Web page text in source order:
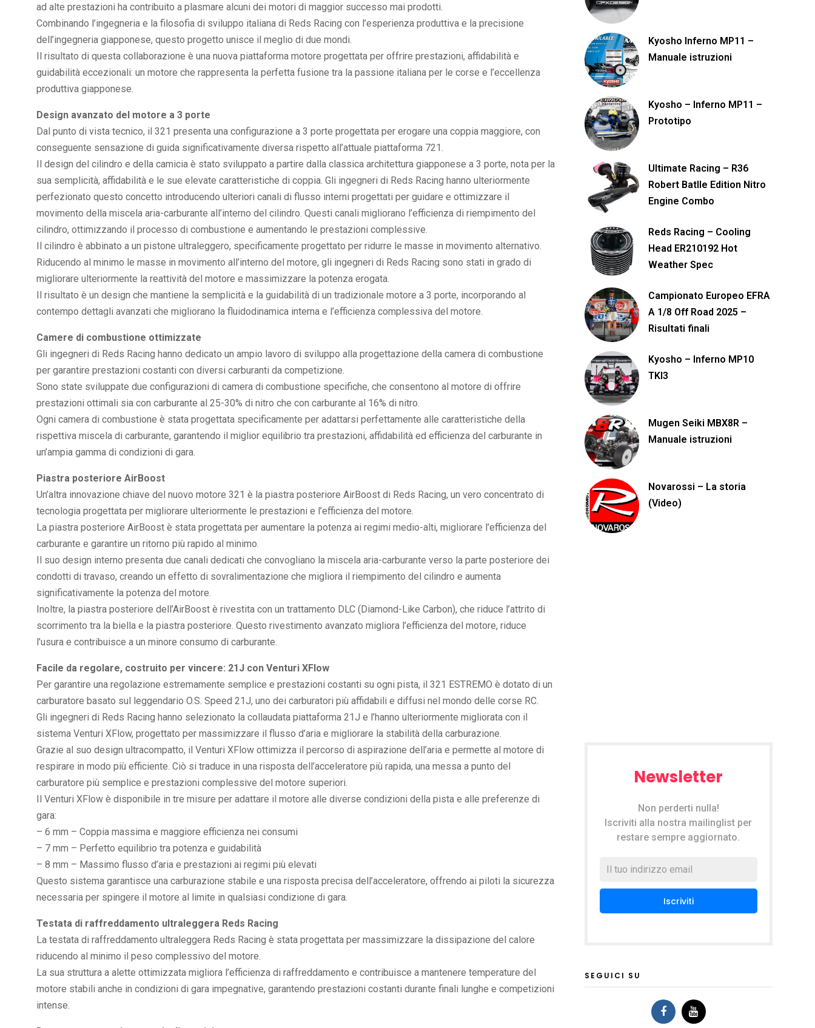
ad alte prestazioni ha contribuito a plasmare alcuni dei motori di maggior successo mai prodotti.
Combinando l’ingegneria e la filosofia di sviluppo italiana di Reds Racing con l’esperienza produttiva e la precisione
dell’ingegneria giapponese, questo progetto unisce il meglio di due mondi.
Il risultato di questa collaborazione è una nuova piattaforma motore progettata per offrire prestazioni, affidabilità e
guidabilità eccezionali: un motore che rappresenta la perfetta fusione tra la passione italiana per le corse e l’eccellenza
produttiva giapponese.
Design avanzato del motore a 3 porte
Dal punto di vista tecnico, il 321 presenta una configurazione a 3 porte progettata per erogare una coppia maggiore, con
conseguente sensazione di guida significativamente diversa rispetto all’attuale piattaforma 721.
Il design del cilindro e della camicia è stato sviluppato a partire dalla classica architettura giapponese a 3 porte, nota per la
sua semplicità, affidabilità e le sue elevate caratteristiche di coppia. Gli ingegneri di Reds Racing hanno ulteriormente
perfezionato questo concetto introducendo ulteriori canali di flusso interni progettati per guidare e ottimizzare il
movimento della miscela aria-carburante all’interno del cilindro. Questi canali migliorano l’efficienza di riempimento del
cilindro, ottimizzando il processo di combustione e aumentando le prestazioni complessive.
Il cilindro è abbinato a un pistone ultraleggero, specificamente progettato per ridurre le masse in movimento alternativo.
Riducendo al minimo le masse in movimento all’interno del motore, gli ingegneri di Reds Racing sono stati in grado di
migliorare ulteriormente la reattività del motore e massimizzare la potenza erogata.
Il risultato è un design che mantiene la semplicità e la guidabilità di un tradizionale motore a 3 porte, incorporando al
contempo dettagli avanzati che migliorano la fluidodinamica interna e l’efficienza complessiva del motore.
Camere di combustione ottimizzate
Gli ingegneri di Reds Racing hanno dedicato un ampio lavoro di sviluppo alla progettazione della camera di combustione
per garantire prestazioni costanti con diversi carburanti da competizione.
Sono state sviluppate due configurazioni di camera di combustione specifiche, che consentono al motore di offrire
prestazioni ottimali sia con carburante al 25-30% di nitro che con carburante al 16% di nitro.
Ogni camera di combustione è stata progettata specificamente per adattarsi perfettamente alle caratteristiche della
rispettiva miscela di carburante, garantendo il miglior equilibrio tra prestazioni, affidabilità ed efficienza del carburante in
un’ampia gamma di condizioni di gara.
Piastra posteriore AirBoost
Un’altra innovazione chiave del nuovo motore 321 è la piastra posteriore AirBoost di Reds Racing, un vero concentrato di
tecnologia progettata per migliorare ulteriormente le prestazioni e l’efficienza del motore.
La piastra posteriore AirBoost è stata progettata per aumentare la potenza ai regimi medio-alti, migliorare l’efficienza del
carburante e garantire un ritorno più rapido al minimo.
Il suo design interno presenta due canali dedicati che convogliano la miscela aria-carburante verso la parte posteriore dei
condotti di travaso, creando un effetto di sovralimentazione che migliora il riempimento del cilindro e aumenta
significativamente la potenza del motore.
Inoltre, la piastra posteriore dell’AirBoost è rivestita con un trattamento DLC (Diamond-Like Carbon), che riduce l’attrito di
scorrimento tra la biella e la piastra posteriore. Questo rivestimento avanzato migliora l’efficienza del motore, riduce
l’usura e contribuisce a un minore consumo di carburante.
Facile da regolare, costruito per vincere: 21J con Venturi XFlow
Per garantire una regolazione estremamente semplice e prestazioni costanti su ogni pista, il 321 ESTREMO è dotato di un
carburatore basato sul leggendario O.S. Speed ​​21J, uno dei carburatori più affidabili e diffusi nel mondo delle corse RC.
Gli ingegneri di Reds Racing hanno selezionato la collaudata piattaforma 21J e l’hanno ulteriormente migliorata con il
sistema Venturi XFlow, progettato per massimizzare il flusso d’aria e migliorare la stabilità della carburazione.
Grazie al suo design ultracompatto, il Venturi XFlow ottimizza il percorso di aspirazione dell’aria e permette al motore di
respirare in modo più efficiente. Ciò si traduce in una risposta dell’acceleratore più rapida, una messa a punto del
carburatore più semplice e prestazioni complessive del motore superiori.
Il Venturi XFlow è disponibile in tre misure per adattare il motore alle diverse condizioni della pista e alle preferenze di
gara:
– 6 mm – Coppia massima e maggiore efficienza nei consumi
– 7 mm – Perfetto equilibrio tra potenza e guidabilità
– 8 mm – Massimo flusso d’aria e prestazioni ai regimi più elevati
Questo sistema garantisce una carburazione stabile e una risposta precisa dell’acceleratore, offrendo ai piloti la sicurezza
necessaria per spingere il motore al limite in qualsiasi condizione di gara.
Testata di raffreddamento ultraleggera Reds Racing
La testata di raffreddamento ultraleggera Reds Racing è stata progettata per massimizzare la dissipazione del calore
riducendo al minimo il peso complessivo del motore.
La sua struttura a alette ottimizzata migliora l’efficienza di raffreddamento e contribuisce a mantenere temperature del
motore stabili anche in condizioni di gara impegnative, garantendo prestazioni costanti durante finali lunghe e competizioni
intense.
Kyosho Inferno MP11 –
Manuale istruzioni
Kyosho – Inferno MP11 –
Prototipo
Ultimate Racing – R36
Robert Batlle Edition Nitro
Engine Combo
Reds Racing – Cooling
Head ER210192 Hot
Weather Spec
Campionato Europeo EFRA
A 1/8 Off Road 2025 –
Risultati finali
Kyosho – Inferno MP10
TKI3
Mugen Seiki MBX8R –
Manuale istruzioni
Novarossi – La storia
(Video)
Newsletter
Non perderti nulla!
Iscriviti alla nostra mailinglist per
restare sempre aggiornato.
SEGUICI SU